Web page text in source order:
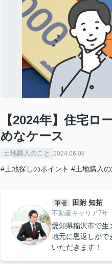
【2024年】住宅
めなケース
土地購入のこと 2024.06.08
#土地探しのポイント #土地購入
筆者 田附 知拓
不動産キャリア7年
愛知県稲沢市で生
地元に恩返しがで
いただきます！